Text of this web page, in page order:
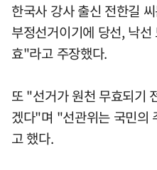
한국사 강사 출신 전한길
부정선거이기에 당선, 낙
효"라고 주장했다.
또 "선거가 원천 무효되기
겠다"며 "선관위는 국민의
고 했다.